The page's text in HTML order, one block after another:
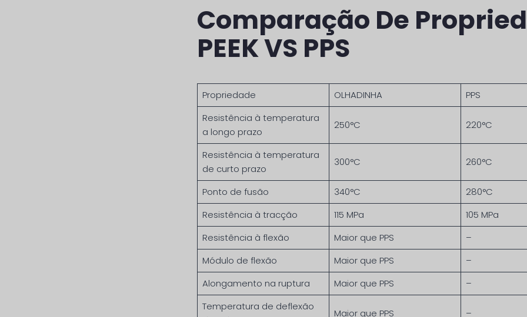
Comparação De
PEEK VS PPS
Propriedade OLHADINHA
PPS
Resistência à temperatura
a longo prazo
250°C 220°C
Resistência à temperatura
de curto prazo
300°C 260°C
Ponto de fusão 340°C
280°C
Resistência à tracção
115 MPa
105 MPa
Resistência à flexão
Maior que PPS
–
Módulo de flexão
Maior que PPS
–
Alongamento na ruptura
Maior que PPS
–
Temperatura de deflexão
Maior que PPS –